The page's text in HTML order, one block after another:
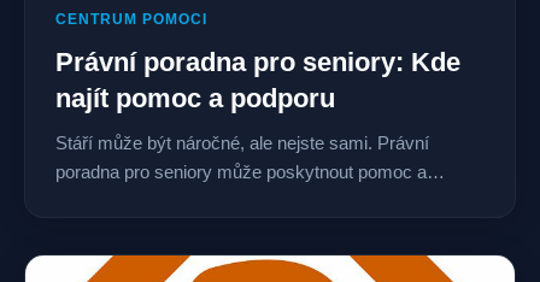
CENTRUM POMOCI
Právní poradna pro seniory: Kde
najít pomoc a podporu
Stáří může být náročné, ale nejste sami. Právní
poradna pro seniory může poskytnout pomoc a…